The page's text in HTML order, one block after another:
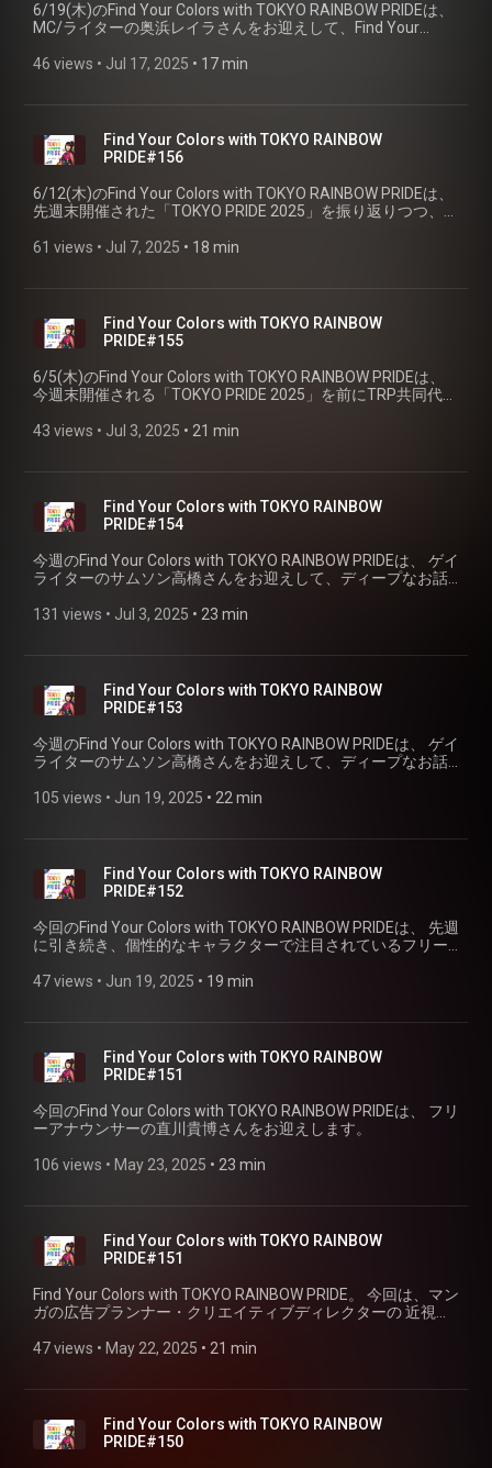
6/19(木)のFind Your Colors with TOKYO RAINBOW PRIDEは、
MC/ライターの奥浜レイラさんをお迎えして、Find Your
46 views • Jul 17, 2025 • 17 min
Find Your Colors with TOKYO RAINBOW
PRIDE#156
6/12(木)のFind Your Colors with TOKYO RAINBOW PRIDEは、
先週末開催された「TOKYO PRIDE 2025」を振り返りつつ、パ
さんをお迎えしてお話をお伺いしました。
61 views • Jul 7, 2025 • 18 min
Find Your Colors with TOKYO RAINBOW
PRIDE#155
6/5(木)のFind Your Colors with TOKYO RAINBOW PRIDEは、
今週末開催される「TOKYO PRIDE 2025」を前にTRP共同代表
ントについてお伺いしました。
43 views • Jul 3, 2025 • 21 min
Find Your Colors with TOKYO RAINBOW
PRIDE#154
今週のFind Your Colors with TOKYO RAINBOW PRIDEは、 ゲイ
ライターのサムソン高橋さんをお迎えして、ディープなお話
131 views • Jul 3, 2025 • 23 min
Find Your Colors with TOKYO RAINBOW
PRIDE#153
今週のFind Your Colors with TOKYO RAINBOW PRIDEは、 ゲイ
ライターのサムソン高橋さんをお迎えして、ディープなお話
105 views • Jun 19, 2025 • 22 min
Find Your Colors with TOKYO RAINBOW
PRIDE#152
今回のFind Your Colors with TOKYO RAINBOW PRIDEは、 先週
に引き続き、個性的なキャラクターで注目されているフリー
47 views • Jun 19, 2025 • 19 min
Find Your Colors with TOKYO RAINBOW
PRIDE#151
今回のFind Your Colors with TOKYO RAINBOW PRIDEは、 フリ
ーアナウンサーの直川貴博さんをお迎えします。
106 views • May 23, 2025 • 23 min
Find Your Colors with TOKYO RAINBOW
PRIDE#151
Find Your Colors with TOKYO RAINBOW PRIDE。 今回は、マン
ガの広告プランナー・クリエイティブディレクターの 近視の
きます。
47 views • May 22, 2025 • 21 min
Find Your Colors with TOKYO RAINBOW
PRIDE#150